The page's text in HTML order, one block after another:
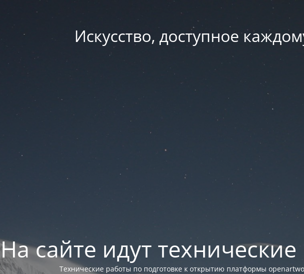
Искусство, доступное
На сайте идут
Технические работы по подготовке к открытию платформы